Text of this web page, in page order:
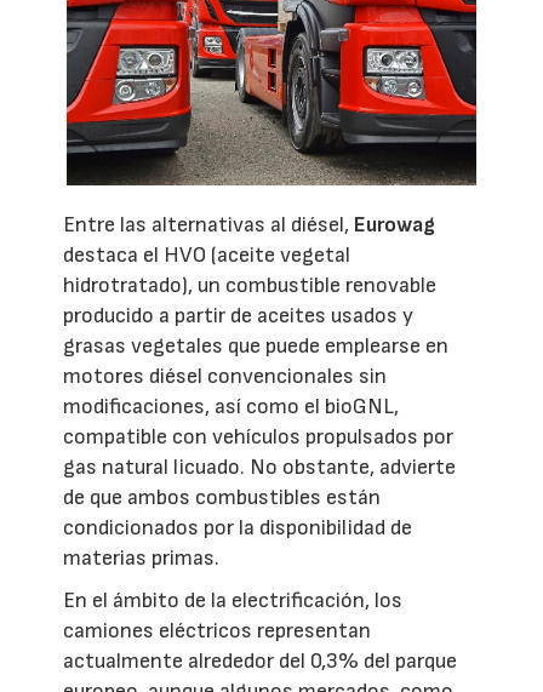
Entre las alternativas al diésel, Eurowag
destaca el HVO (aceite vegetal
hidrotratado), un combustible renovable
producido a partir de aceites usados y
grasas vegetales que puede emplearse en
motores diésel convencionales sin
modificaciones, así como el bioGNL,
compatible con vehículos propulsados por
gas natural licuado. No obstante, advierte
de que ambos combustibles están
condicionados por la disponibilidad de
materias primas.
En el ámbito de la electrificación, los
camiones eléctricos representan
actualmente alrededor del 0,3% del parque